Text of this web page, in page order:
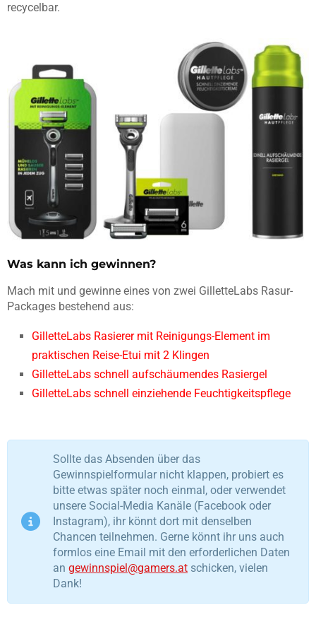
recycelbar.
Was kann ich gewinnen?
Mach mit und gewinne eines von zwei GilletteLabs Rasur-
Packages bestehend aus:
GilletteLabs Rasierer mit Reinigungs-Element im
praktischen Reise-Etui mit 2 Klingen
GilletteLabs schnell aufschäumendes Rasiergel
GilletteLabs schnell einziehende Feuchtigkeitspflege
Sollte das Absenden über das
Gewinnspielformular nicht klappen, probiert es
bitte etwas später noch einmal, oder verwendet
unsere Social-Media Kanäle (Facebook oder
Instagram), ihr könnt dort mit denselben
Chancen teilnehmen. Gerne könnt ihr uns auch
formlos eine Email mit den erforderlichen Daten
an gewinnspiel@gamers.at schicken, vielen
Dank!